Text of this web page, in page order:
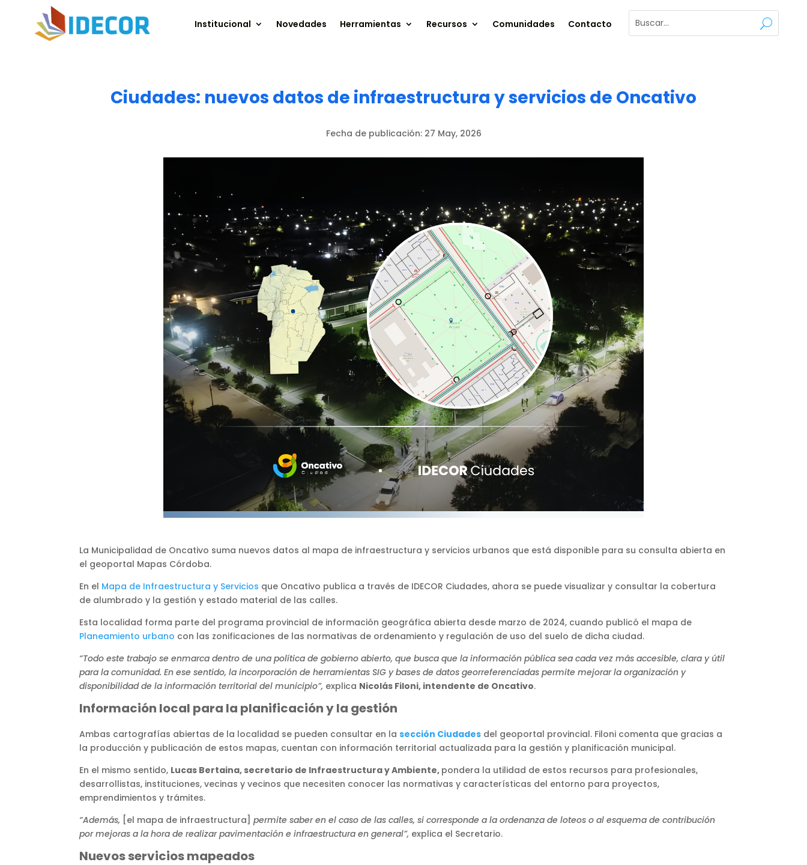
Institucional Novedades Herramientas Recursos Comunidades Contacto
Ciudades: nuevos datos de infraestructura y servicios de Oncativo
Fecha de publicación: 27 May, 2026
La Municipalidad de Oncativo suma nuevos datos al mapa de infraestructura y servicios urbanos que está disponible para su consulta abierta en
el geoportal Mapas Córdoba.
En el Mapa de Infraestructura y Servicios que Oncativo publica a través de IDECOR Ciudades, ahora se puede visualizar y consultar la cobertura
de alumbrado y la gestión y estado material de las calles.
Esta localidad forma parte del programa provincial de información geográfica abierta desde marzo de 2024, cuando publicó el mapa de
Planeamiento urbano con las zonificaciones de las normativas de ordenamiento y regulación de uso del suelo de dicha ciudad.
“Todo este trabajo se enmarca dentro de una política de gobierno abierto, que busca que la información pública sea cada vez más accesible, clara y útil
para la comunidad. En ese sentido, la incorporación de herramientas SIG y bases de datos georreferenciadas permite mejorar la organización y
disponibilidad de la información territorial del municipio”, explica Nicolás Filoni, intendente de Oncativo.
Información local para la planificación y la gestión
Ambas cartografías abiertas de la localidad se pueden consultar en la sección Ciudades del geoportal provincial. Filoni comenta que gracias a
la producción y publicación de estos mapas, cuentan con información territorial actualizada para la gestión y planificación municipal.
En el mismo sentido, Lucas Bertaina, secretario de Infraestructura y Ambiente, pondera la utilidad de estos recursos para profesionales,
desarrollistas, instituciones, vecinas y vecinos que necesiten conocer las normativas y características del entorno para proyectos,
emprendimientos y trámites.
“Además, [el mapa de infraestructura] permite saber en el caso de las calles, si corresponde a la ordenanza de loteos o al esquema de contribución
por mejoras a la hora de realizar pavimentación e infraestructura en general”, explica el Secretario.
Nuevos servicios mapeados